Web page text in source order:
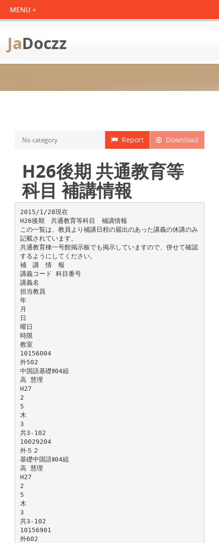
JaDoczz
Download
Report
No category
H26後期 共通教育等
科目 補講情報
2015/1/28現在
H26後期 共通教育等科目 補講情報
この一覧は、教員より補講日程の届出のあった講義の休講のみ
記載されています。
共通教育棟一号館掲示板でも掲示していますので、併せて確認
するようにしてください。
補 講 情 報
講義コード 科目番号
講義名
担当教員
年
月
日
曜日
時限
教室
10156004
外502
中国語基礎Ⅱ04組
高 慧理
H27
2
5
木
3
共3-102
10029204
外５２
基礎中国語Ⅱ04組
高 慧理
H27
2
5
木
3
共3-102
10156901
外602